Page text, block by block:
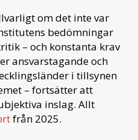
om det inte var
bedömningar
– och konstanta krav
ansvarstagande och
i tillsynen
– fortsätter att
inslag. Allt
från 2025.